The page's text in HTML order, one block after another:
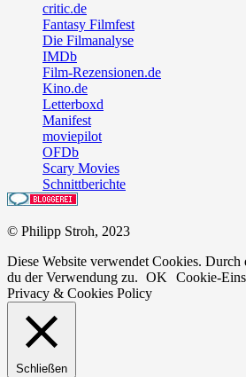
critic.de
Fantasy Filmfest
Die Filmanalyse
IMDb
Film-Rezensionen.de
Kino.de
Letterboxd
Manifest
moviepilot
OFDb
Scary Movies
Schnittberichte
© Philipp Stroh, 2023
Diese Website verwendet Cookies. Durch
du der Verwendung zu. OK
Cookie-
Privacy & Cookies Policy
Schließen